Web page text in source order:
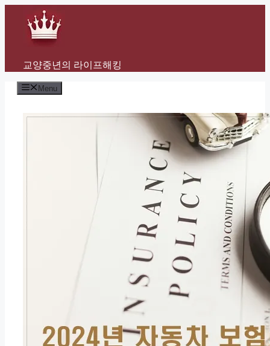
content
교양중년의 라이프해킹
Menu